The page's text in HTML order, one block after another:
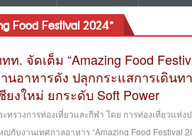
Food Festival 2024”
ท. จัดเต็ม “Amazing Food
นอาหารดัง ปลุกกระแสการเดินท
ยงใหม่ ยกระดับ Soft Power
ะทรวงการท่องเที่ยวและกีฬา โดย การท่องเที่ยวแห่
ญ่กับงานเทศกาลอาหาร “Amazing Food Festival